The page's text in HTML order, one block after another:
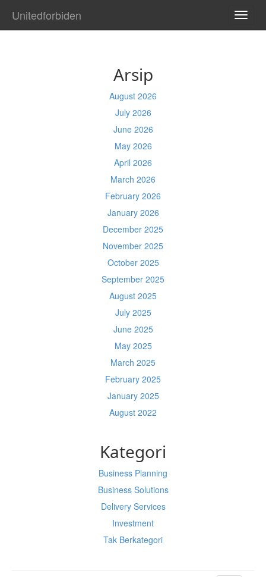
Unitedforbiden
Arsip
August 2026
July 2026
June 2026
May 2026
April 2026
March 2026
February 2026
January 2026
December 2025
November 2025
October 2025
September 2025
August 2025
July 2025
June 2025
May 2025
March 2025
February 2025
January 2025
August 2022
Kategori
Business Planning
Business Solutions
Delivery Services
Investment
Tak Berkategori